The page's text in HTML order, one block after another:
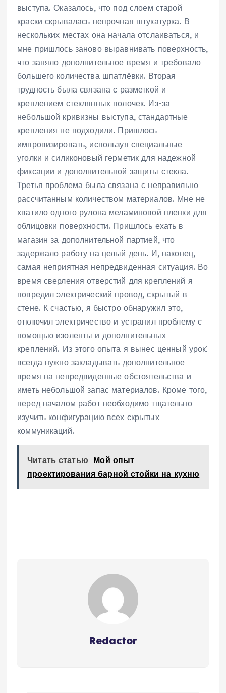
выступа. Оказалось, что под слоем старой
краски скрывалась непрочная штукатурка. В
нескольких местах она начала отслаиваться, и
мне пришлось заново выравнивать поверхность,
что заняло дополнительное время и требовало
большего количества шпатлёвки. Вторая
трудность была связана с разметкой и
креплением стеклянных полочек. Из-за
небольшой кривизны выступа, стандартные
крепления не подходили. Пришлось
импровизировать, используя специальные
уголки и силиконовый герметик для надежной
фиксации и дополнительной защиты стекла.
Третья проблема была связана с неправильно
рассчитанным количеством материалов. Мне не
хватило одного рулона меламиновой пленки для
облицовки поверхности. Пришлось ехать в
магазин за дополнительной партией, что
задержало работу на целый день. И, наконец,
самая неприятная непредвиденная ситуация. Во
время сверления отверстий для креплений я
повредил электрический провод, скрытый в
стене. К счастью, я быстро обнаружил это,
отключил электричество и устранил проблему с
помощью изоленты и дополнительных
креплений. Из этого опыта я вынес ценный урок⁚
всегда нужно закладывать дополнительное
время на непредвиденные обстоятельства и
иметь небольшой запас материалов. Кроме того,
перед началом работ необходимо тщательно
изучить конфигурацию всех скрытых
коммуникаций.
Читать статью Мой опыт
проектирования барной стойки на кухню
Redactor